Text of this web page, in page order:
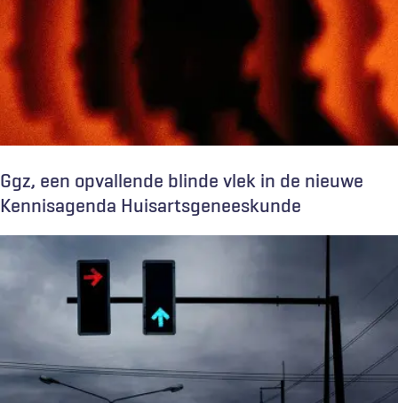
Ggz, een opvallende blinde vlek in de nieuwe
Kennisagenda Huisartsgeneeskunde